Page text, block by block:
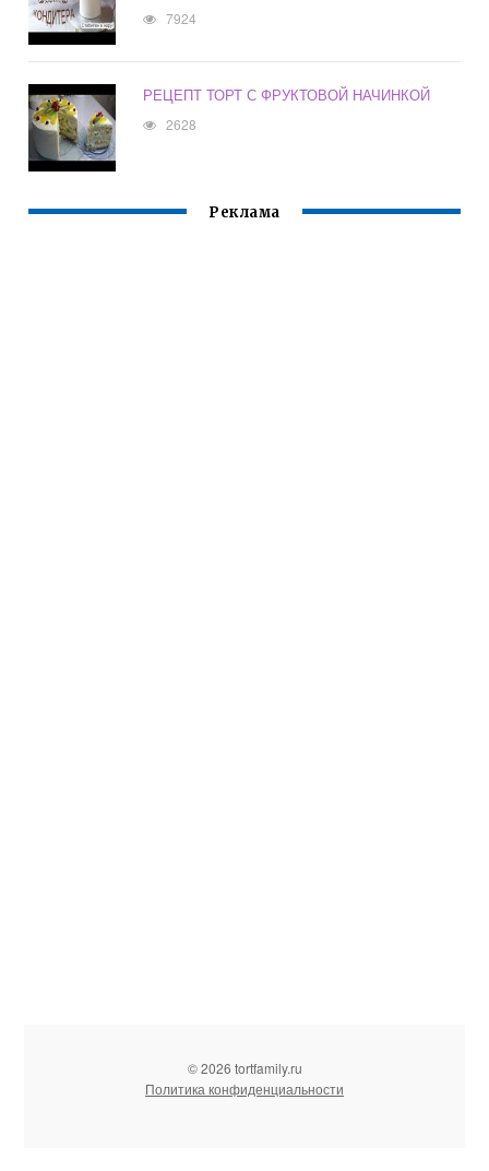
7924
РЕЦЕПТ ТОРТ С ФРУКТОВОЙ НАЧИНКОЙ
2628
Реклама
© 2026 tortfamily.ru
Политика конфиденциальности